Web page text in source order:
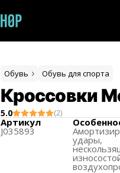
Обувь Обувь для спорта
Кроссовки
5.0 (2)
Артикул
J035893
удары,